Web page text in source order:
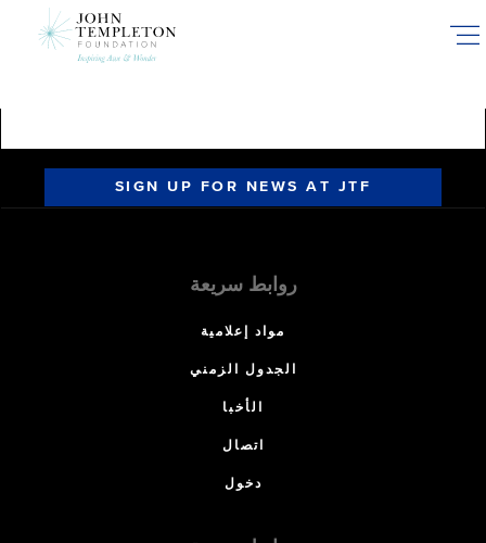
SIGN UP FOR NEWS AT JTF
روابط سريعة
مواد إعلامية
الجدول الزمني
الأخبا
اتصال
دخول